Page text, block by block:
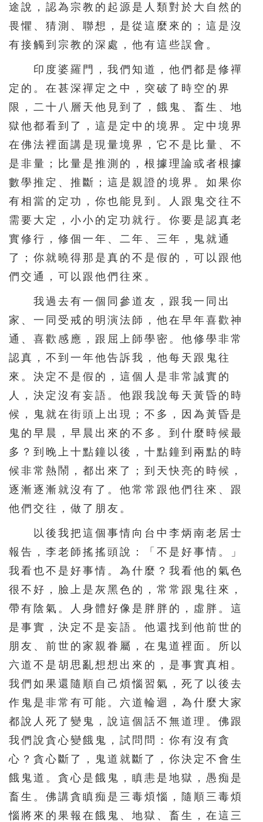
途說，認為宗教的起源是人類對於大自然的
畏懼、猜測、聯想，是從這麼來的；這是沒
有接觸到宗教的深處，他有這些誤會。
印度婆羅門，我們知道，他們都是修禪
定的。在甚深禪定之中，突破了時空的界
限，二十八層天他見到了，餓鬼、畜生、地
獄他都看到了，這是定中的境界。定中境界
在佛法裡面講是現量境界，它不是比量、不
是非量；比量是推測的，根據理論或者根據
數學推定、推斷；這是親證的境界。如果你
有相當的定功，你也能見到。人跟鬼交往不
需要大定，小小的定功就行。你要是認真老
實修行，修個一年、二年、三年，鬼就通
了；你就曉得那是真的不是假的，可以跟他
們交通，可以跟他們往來。
我過去有一個同參道友，跟我一同出
家、一同受戒的明演法師，他在早年喜歡神
通、喜歡感應，跟屈上師學密。他修學非常
認真，不到一年他告訴我，他每天跟鬼往
來。決定不是假的，這個人是非常誠實的
人，決定沒有妄語。他跟我說每天黃昏的時
候，鬼就在街頭上出現；不多，因為黃昏是
鬼的早晨，早晨出來的不多。到什麼時候最
多？到晚上十點鐘以後，十點鐘到兩點的時
候非常熱鬧，都出來了；到天快亮的時候，
逐漸逐漸就沒有了。他常常跟他們往來、跟
他們交往，做了朋友。
以後我把這個事情向台中李炳南老居士
報告，李老師搖搖頭說：「不是好事情。」
我看也不是好事情。為什麼？我看他的氣色
很不好，臉上是灰黑色的，常常跟鬼往來，
帶有陰氣。人身體好像是胖胖的，虛胖。這
是事實，決定不是妄語。他還找到他前世的
朋友、前世的家親眷屬，在鬼道裡面。所以
六道不是胡思亂想想出來的，是事實真相。
我們如果還隨順自己煩惱習氣，死了以後去
作鬼是非常有可能。六道輪迴，為什麼大家
都說人死了變鬼，說這個話不無道理。佛跟
我們說貪心變餓鬼，試問問：你有沒有貪
心？貪心斷了，鬼道就斷了，你決定不會生
餓鬼道。貪心是餓鬼，瞋恚是地獄，愚痴是
畜生。佛講貪瞋痴是三毒煩惱，隨順三毒煩
惱將來的果報在餓鬼、地獄、畜生，在這三